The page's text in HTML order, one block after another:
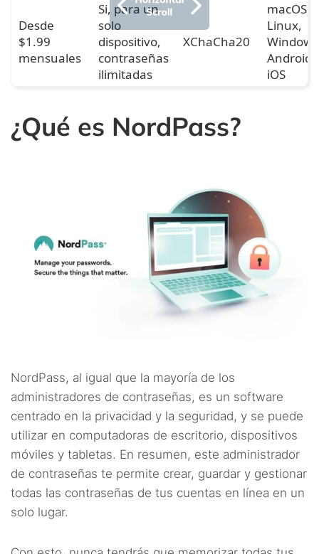
Desde
$1.99
mensuales
Si, para un
solo
dispositivo,
contraseñas
ilimitadas
XChaCha20
macOS,
Linux,
Android,
iOS
¿Qué es NordPass?
NordPass, al igual que la mayoría de los
administradores de contraseñas, es un software
centrado en la privacidad y la seguridad, y se puede
utilizar en computadoras de escritorio, dispositivos
móviles y tabletas. En resumen, este administrador
de contraseñas te permite crear, guardar y gestionar
todas las contraseñas de tus cuentas en línea en un
solo lugar.